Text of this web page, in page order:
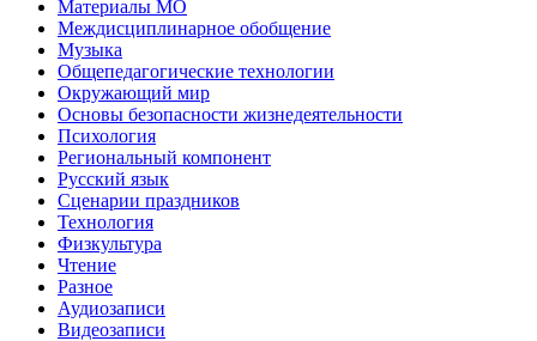
Материалы МО
Междисциплинарное обобщение
Музыка
Общепедагогические технологии
Окружающий мир
Основы безопасности жизнедеятельности
Психология
Региональный компонент
Русский язык
Сценарии праздников
Технология
Физкультура
Чтение
Разное
Аудиозаписи
Видеозаписи